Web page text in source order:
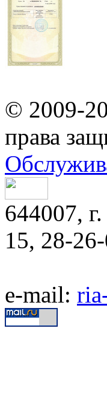
© 2009-
права
644007,
15, 28-
e-mail: